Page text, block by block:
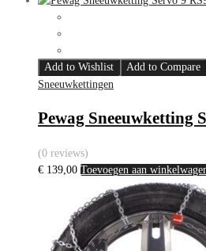
Add to Wishlist
Add to Compare
Sneeuwkettingen
Pewag Sneeuwketting
(0 reviews)
€ 139,00 Toevoegen aan